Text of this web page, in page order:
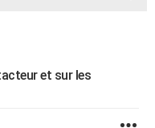
et sur les